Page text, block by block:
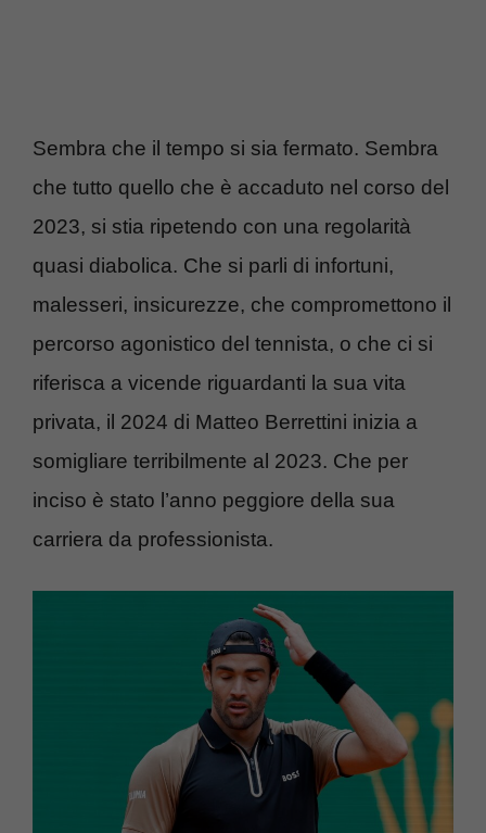
Sembra che il tempo si sia fermato. Sembra
che tutto quello che è accaduto nel corso del
2023, si stia ripetendo con una regolarità
quasi diabolica. Che si parli di infortuni,
malesseri, insicurezze, che compromettono il
percorso agonistico del tennista, o che ci si
riferisca a vicende riguardanti la sua vita
privata, il 2024 di Matteo Berrettini inizia a
somigliare terribilmente al 2023. Che per
inciso è stato l’anno peggiore della sua
carriera da professionista.